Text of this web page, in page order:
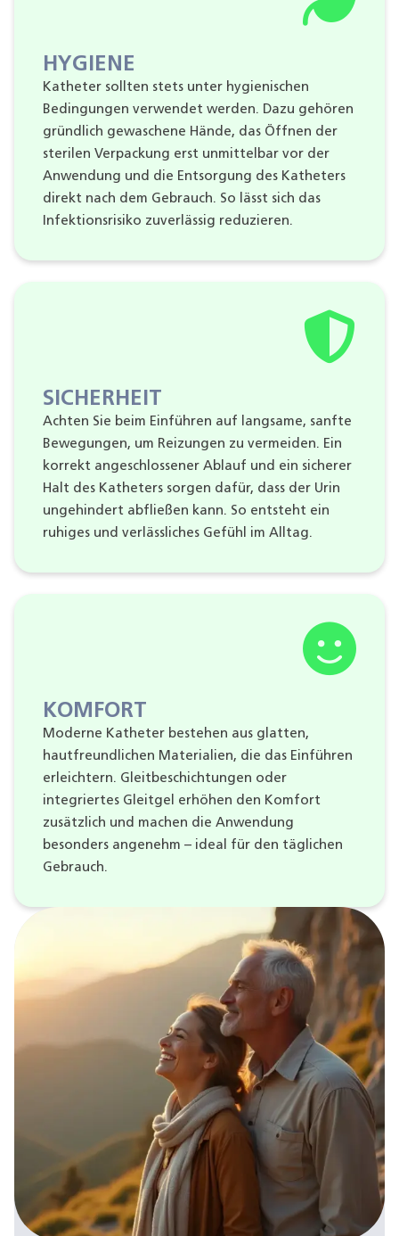
HYGIENE
Katheter sollten stets unter hygienischen
Bedingungen verwendet werden. Dazu gehören
gründlich gewaschene Hände, das Öffnen der
sterilen Verpackung erst unmittelbar vor der
Anwendung und die Entsorgung des Katheters
direkt nach dem Gebrauch. So lässt sich das
Infektionsrisiko zuverlässig reduzieren.
SICHERHEIT
Achten Sie beim Einführen auf langsame, sanfte
Bewegungen, um Reizungen zu vermeiden. Ein
korrekt angeschlossener Ablauf und ein sicherer
Halt des Katheters sorgen dafür, dass der Urin
ungehindert abfließen kann. So entsteht ein
ruhiges und verlässliches Gefühl im Alltag.
KOMFORT
Moderne Katheter bestehen aus glatten,
hautfreundlichen Materialien, die das Einführen
erleichtern. Gleitbeschichtungen oder
integriertes Gleitgel erhöhen den Komfort
zusätzlich und machen die Anwendung
besonders angenehm – ideal für den täglichen
Gebrauch.